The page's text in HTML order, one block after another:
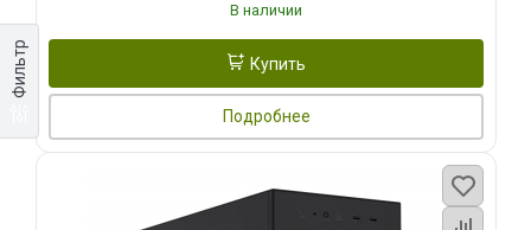
Фильтр
В наличии
Купить
Подробнее